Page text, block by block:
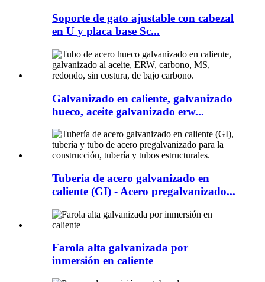
Soporte de gato ajustable con cabezal
en U y placa base Sc...
Galvanizado en caliente, galvanizado
hueco, aceite galvanizado erw...
Tubería de acero galvanizado en
caliente (GI) - Acero pregalvanizado...
Farola alta galvanizada por
inmersión en caliente